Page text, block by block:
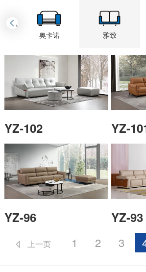
奥卡诺 雅致
‹
YZ-102 YZ-
YZ-96 YZ-93
上一页 1 2 3